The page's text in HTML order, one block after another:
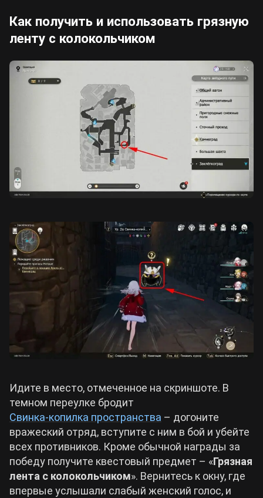
Как получить и использовать грязную
ленту с колокольчиком
Идите в место, отмеченное на скриншоте. В
темном переулке бродит
Свинка-копилка пространства – догоните
вражеский отряд, вступите с ним в бой и убейте
всех противников. Кроме обычной награды за
победу получите квестовый предмет – «Грязная
лента с колокольчиком». Вернитесь к окну, где
впервые услышали слабый женский голос, и